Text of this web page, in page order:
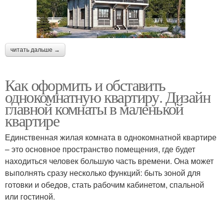
читать дальше →
Как оформить и обставить
однокомнатную квартиру. Дизайн
главной комнаты в маленькой
квартире
Единственная жилая комната в однокомнатной квартире
– это основное пространство помещения, где будет
находиться человек большую часть времени. Она может
выполнять сразу несколько функций: быть зоной для
готовки и обедов, стать рабочим кабинетом, спальной
или гостиной.